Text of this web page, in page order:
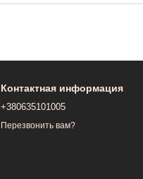
Контактная информация
+380635101005
Перезвонить вам?